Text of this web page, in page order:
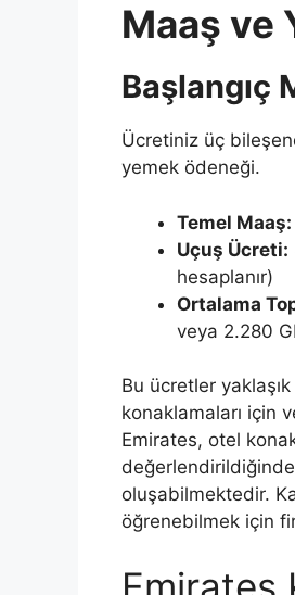
Maaş ve
Başlangıç
Ücretiniz üç
yemek ödeneği.
Temel Maaş:
Uçuş Ücreti:
hesaplanır)
Ortalama
veya 2.280
Bu ücretler
konaklamaları için
Emirates, otel
oluşabilmektedir.
öğrenebilmek için